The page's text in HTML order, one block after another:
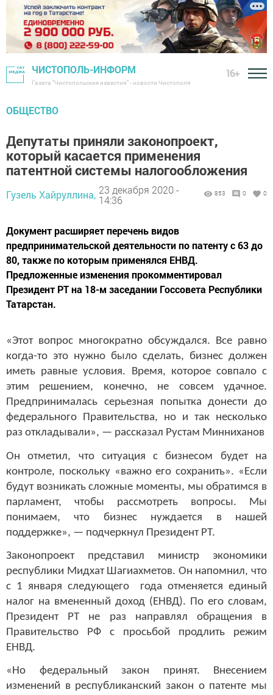
ЧИСТОПОЛЬ-ИНФОРМ
Газета "Чистопольские известия" - новости Чистополя
16+
ОБЩЕСТВО
Депутаты приняли законопроект,
который касается применения
патентной системы налогообложения
Гузель Хайруллина, 23 декабря 2020 -
14:36
853 0 0
Документ расширяет перечень видов
предпринимательской деятельности по патенту с 63 до
80, также по которым применялся ЕНВД.
Предложенные изменения прокомментировал
Президент РТ на 18-м заседании Госсовета Республики
Татарстан.
«Этот вопрос многократно обсуждался. Все равно
когда-то это нужно было сделать, бизнес должен
иметь равные условия. Время, которое совпало с
этим решением, конечно, не совсем удачное.
Предпринималась серьезная попытка донести до
федерального Правительства, но и так несколько
раз откладывали», — рассказал Рустам Минниханов
Он отметил, что ситуация с бизнесом будет на
контроле, поскольку «важно его сохранить». «Если
будут возникать сложные моменты, мы обратимся в
парламент, чтобы рассмотреть вопросы. Мы
понимаем, что бизнес нуждается в нашей
поддержке», — подчеркнул Президент РТ.
Законопроект представил министр экономики
республики Мидхат Шагиахметов. Он напомнил, что
с 1 января следующего года отменяется единый
налог на вмененный доход (ЕНВД). По его словам,
Президент РТ не раз направлял обращения в
Правительство РФ с просьбой продлить режим
ЕНВД.
«Но федеральный закон принят. Внесением
изменений в республиканский закон о патенте мы